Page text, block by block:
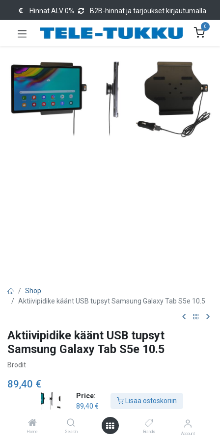
Price:
89,40 €
Lisää ostoskoriin
Home Search Brands Account
Hinnat ALV 0% B2B-hinnat ja tarjoukset kirjautumalla
0
Shop
Aktiivipidike käänt USB tupsyt Samsung Galaxy Tab S5e 10.5
Aktiivipidike käänt USB tupsyt
Samsung Galaxy Tab S5e 10.5
Brodit
89,40 €
Lisää ostoskoriin